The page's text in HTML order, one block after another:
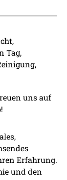
Tag,
uns auf
Erfahrung.
und den